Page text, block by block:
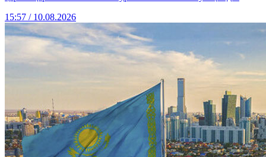
15:57 / 10.08.2026